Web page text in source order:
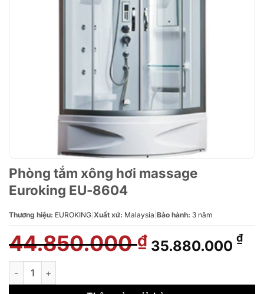
Phòng tắm xông hơi massage
Euroking EU-8604
Thương hiệu: EUROKING Xuất xứ: Malaysia Bảo hành: 3 năm
44.850.000₫ Giá
gốc
44.850.000 ₫.
35.880.000 ₫
là:
Phòng tắm xông hơi massage Euroking EU-8604 số lượng